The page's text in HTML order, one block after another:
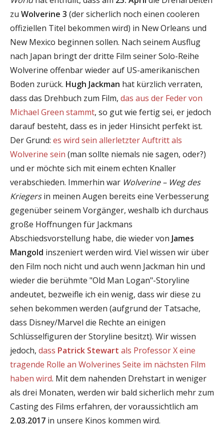
zu Wolverine 3 (der sicherlich noch einen cooleren
offiziellen Titel bekommen wird) in New Orleans und
New Mexico beginnen sollen. Nach seinem Ausflug
nach Japan bringt der dritte Film seiner Solo-Reihe
Wolverine offenbar wieder auf US-amerikanischen
Boden zurück. Hugh Jackman hat kürzlich verraten,
dass das Drehbuch zum Film, das aus der Feder von
Michael Green stammt, so gut wie fertig sei, er jedoch
darauf besteht, dass es in jeder Hinsicht perfekt ist.
Der Grund: es wird sein allerletzter Auftritt als
Wolverine sein (man sollte niemals nie sagen, oder?)
und er möchte sich mit einem echten Knaller
verabschieden. Immerhin war Wolverine – Weg des
Kriegersin meinen Augen bereits eine Verbesserung
gegenüber seinem Vorgänger, weshalb ich durchaus
große Hoffnungen für Jackmans
Abschiedsvorstellung habe, die wieder von James
Mangold inszeniert werden wird. Viel wissen wir über
den Film noch nicht und auch wenn Jackman hin und
wieder die berühmte "Old Man Logan"-Storyline
andeutet, bezweifle ich ein wenig, dass wir diese zu
sehen bekommen werden (aufgrund der Tatsache,
dass Disney/Marvel die Rechte an einigen
Schlüsselfiguren der Storyline besitzt). Wir wissen
jedoch, dass Patrick Stewart als Professor X eine
tragende Rolle an Wolverines Seite im nächsten Film
haben wird. Mit dem nahenden Drehstart in weniger
als drei Monaten, werden wir bald sicherlich mehr zum
Casting des Films erfahren, der voraussichtlich am
2.03.2017 in unsere Kinos kommen wird.